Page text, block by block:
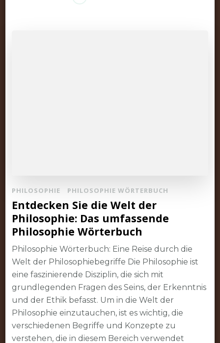
PHILOSOPHIE PHILOSOPHIE WÖRTERBUCH
Entdecken Sie die Welt der
Philosophie: Das umfassende
Philosophie Wörterbuch
Philosophie Wörterbuch: Eine Reise durch die
Welt der Philosophiebegriffe Die Philosophie ist
eine faszinierende Disziplin, die sich mit
grundlegenden Fragen des Seins, der Erkenntnis
und der Ethik befasst. Um in die Welt der
Philosophie einzutauchen, ist es wichtig, die
verschiedenen Begriffe und Konzepte zu
verstehen, die in diesem Bereich verwendet